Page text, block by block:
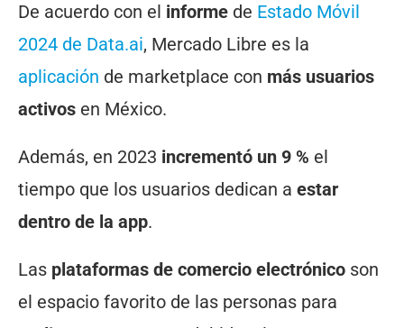
De acuerdo con el informe de Estado Móvil
2024 de Data.ai, Mercado Libre es la
aplicación de marketplace con más usuarios
activos en México.
Además, en 2023 incrementó un 9 % el
tiempo que los usuarios dedican a estar
dentro de la app.
Las plataformas de comercio electrónico son
el espacio favorito de las personas para